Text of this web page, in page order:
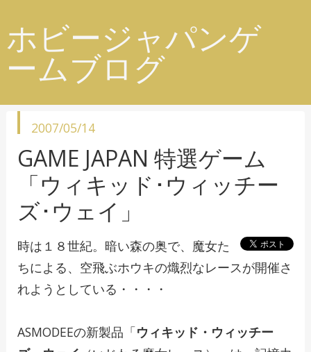
ホビージャパンゲ
ームブログ
投
日
2007/05/14
GAME JAPAN 特選ゲーム
「ウィキッド･ウィッチー
ズ･ウェイ」
時は１８世紀。暗い森の奥で、魔女た
ちによる、空飛ぶホウキの熾烈なレースが開催さ
れようとしている・・・・
ASMODEEの新製品「ウィキッド・ウィッチー